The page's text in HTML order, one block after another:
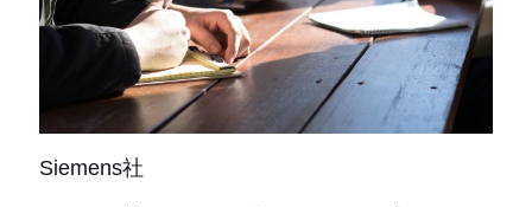
Siemens社